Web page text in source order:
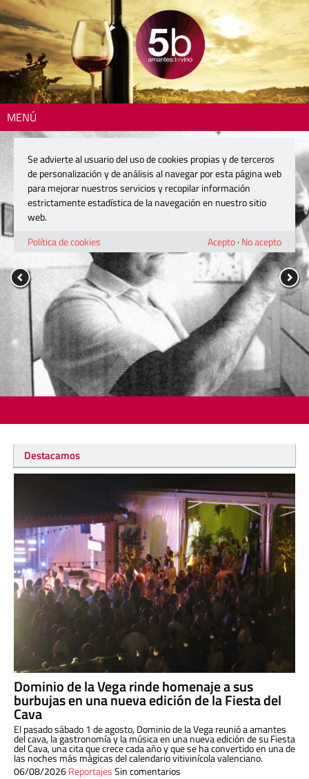
MENÚ
Destacamos
Dominio de la Vega rinde homenaje a sus
burbujas en una nueva edición de la Fiesta del
Cava
El pasado sábado 1 de agosto, Dominio de la Vega reunió a amantes
del cava, la gastronomía y la música en una nueva edición de su Fiesta
del Cava, una cita que crece cada año y que se ha convertido en una de
las noches más mágicas del calendario vitivinícola valenciano.
06/08/2026ReportajesSin comentarios
Se advierte al usuario del uso de cookies propias y de terceros
de personalización y de análisis al navegar por esta página web
para mejorar nuestros servicios y recopilar información
estrictamente estadística de la navegación en nuestro sitio
web.
Política de cookies
Acepto· No acepto